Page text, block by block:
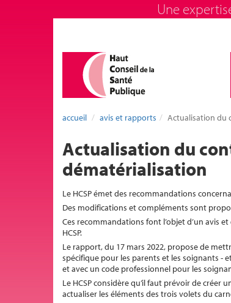
Une
accueil avis et rapports Actualisation du
Actualisation du
dématérialisation
Le HCSP émet des recommandations
Des modifications et compléments sont
Ces recommandations font l’objet d’un avis
HCSP.
Le rapport, du 17 mars 2022, propose de
spécifique pour les parents et les soignants -
et avec un code professionnel pour les
Le HCSP considère qu’il faut prévoir de
actualiser les éléments des trois volets du